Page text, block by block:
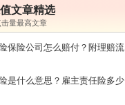
文章精选
量最高文章
保险公司怎么赔付？附理赔流
是什么意思？雇主责任险多少